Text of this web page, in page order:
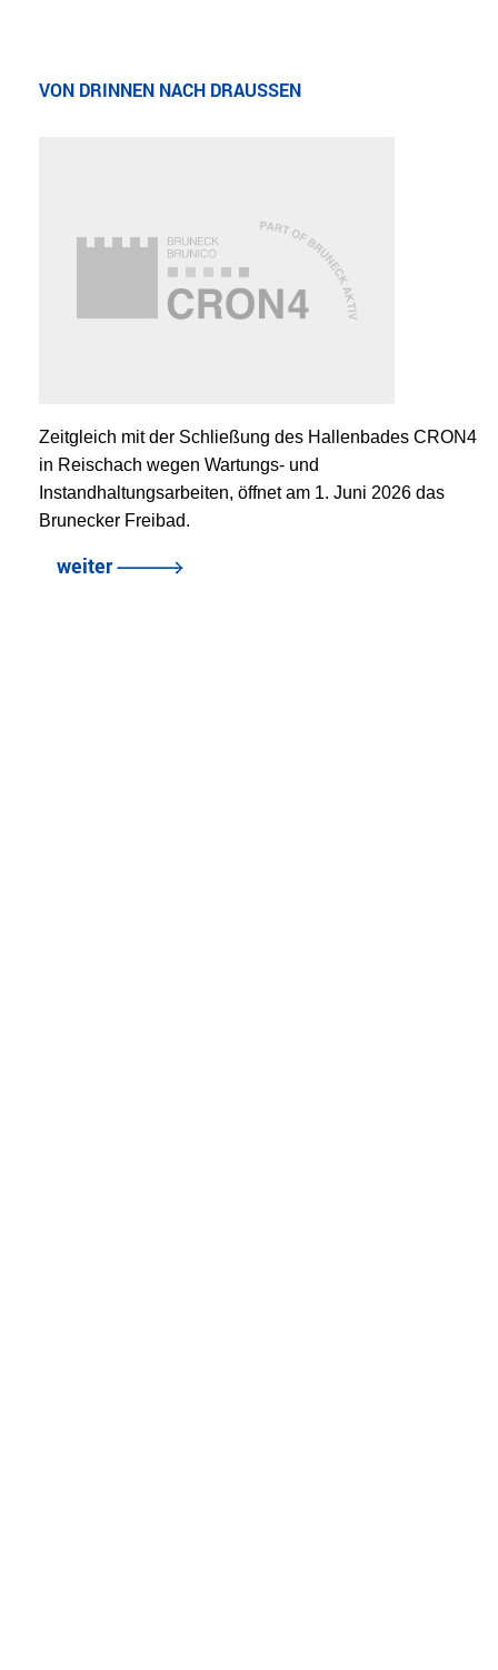
VON DRINNEN NACH DRAUSSEN
Zeitgleich mit der Schließung des Hallenbades CRON4
in Reischach wegen Wartungs- und
Instandhaltungsarbeiten, öffnet am 1. Juni 2026 das
Brunecker Freibad.
weiter